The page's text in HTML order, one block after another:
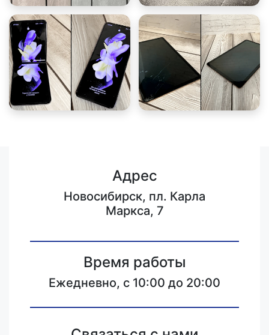
Адрес
Новосибирск, пл. Карла
Маркса, 7
Время работы
Ежедневно, с 10:00 до 20:00